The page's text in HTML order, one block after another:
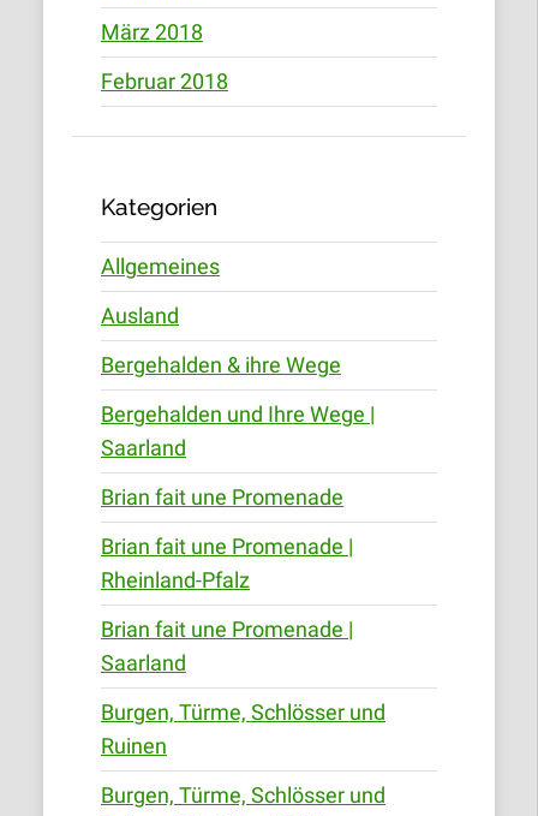
März 2018
Februar 2018
Kategorien
Allgemeines
Ausland
Bergehalden & ihre Wege
Bergehalden und Ihre Wege |
Saarland
Brian fait une Promenade
Brian fait une Promenade |
Rheinland-Pfalz
Brian fait une Promenade |
Saarland
Burgen, Türme, Schlösser und
Ruinen
Burgen, Türme, Schlösser und